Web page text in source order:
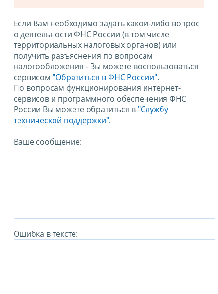
Если Вам необходимо задать какой-либо вопрос
о деятельности ФНС России (в том числе
территориальных налоговых органов) или
получить разъяснения по вопросам
налогообложения - Вы можете воспользоваться
сервисом "Обратиться в ФНС России".
По вопросам функционирования интернет-
сервисов и программного обеспечения ФНС
России Вы можете обратиться в "Службу
технической поддержки".
Ваше сообщение:
Ошибка в тексте: